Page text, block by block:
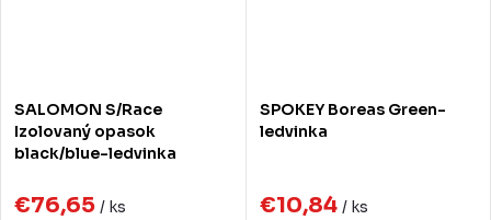
SALOMON S/Race
Izolovaný opasok
black/blue-ledvinka
€76,65 / ks
SPOKEY Boreas Green-
ledvinka
€10,84 / ks